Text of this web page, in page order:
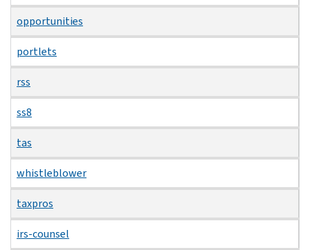
opportunities
portlets
rss
ss8
tas
whistleblower
taxpros
irs-counsel